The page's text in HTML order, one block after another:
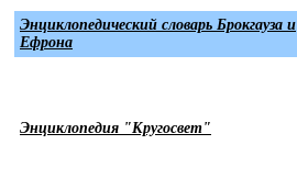
Энциклопедический словарь Брокгауза и
Ефрона
Энциклопедия "Кругосвет"